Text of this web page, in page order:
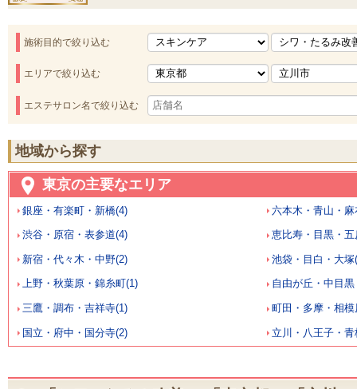
施術目的で絞り込む
エリアで絞り込む
エステサロン名で絞り込む
地域から探す
東京の主要なエリア
銀座・有楽町・新橋(4) 六本木・青山・
渋谷・原宿・表参道(4) 恵比寿・目黒・五
新宿・代々木・中野(2) 池袋・目白・大塚
上野・秋葉原・錦糸町(1) 自由が丘・中目
三鷹・調布・吉祥寺(1) 町田・多摩・相模
国立・府中・国分寺(2) 立川・八王子・青